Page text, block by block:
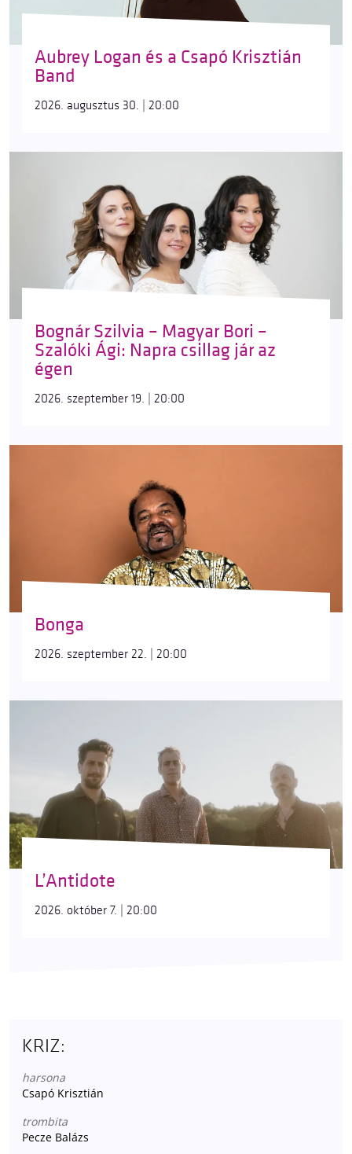
Aubrey Logan és a Csapó Krisztián
Band
2026. augusztus 30. | 20:00
Bognár Szilvia – Magyar Bori –
Szalóki Ági: Napra csillag jár az
égen
2026. szeptember 19. | 20:00
Bonga
2026. szeptember 22. | 20:00
L’Antidote
2026. október 7. | 20:00
KRIZ:
harsona
Csapó Krisztián
trombita
Pecze Balázs